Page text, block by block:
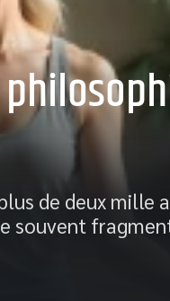
de deux mille
souvent